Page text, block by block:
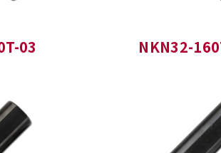
03 NKN32-